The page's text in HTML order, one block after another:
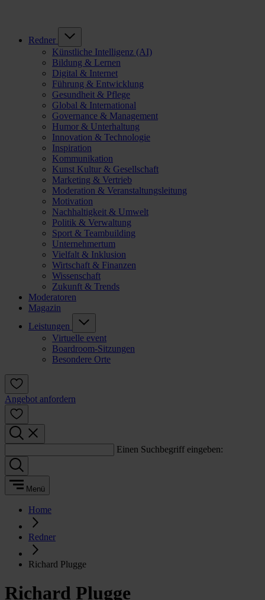
Redner
Künstliche Intelligenz (AI)
Bildung & Lernen
Digital & Internet
Führung & Entwicklung
Gesundheit & Pflege
Global & International
Governance & Management
Humor & Unterhaltung
Innovation & Technologie
Inspiration
Kommunikation
Kunst Kultur & Gesellschaft
Marketing & Vertrieb
Moderation & Veranstaltungsleitung
Motivation
Nachhaltigkeit & Umwelt
Politik & Verwaltung
Sport & Teambuilding
Unternehmertum
Vielfalt & Inklusion
Wirtschaft & Finanzen
Wissenschaft
Zukunft & Trends
Moderatoren
Magazin
Leistungen
Virtuelle event
Boardroom-Sitzungen
Besondere Orte
Angebot anfordern
Einen Suchbegriff eingeben:
Menü
Home
Redner
Richard Plugge
Richard Plugge